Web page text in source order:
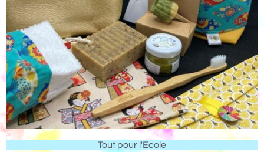
Tout pour l'Ecole